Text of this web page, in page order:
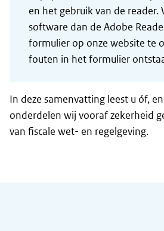
en het gebruik van de reader.
software dan de Adobe
formulier op onze website te
fouten in het formulier
In deze samenvatting leest u óf,
onderdelen wij vooraf zekerheid
van fiscale wet- en regelgeving.